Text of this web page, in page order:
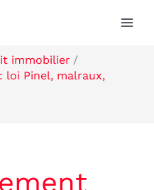
immobilier
loi Pinel, malraux,